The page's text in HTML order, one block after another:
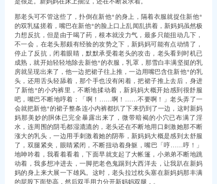
那老头可不管这些了，扑倒在新他*的身上，隔着衣服就捉住新他*
的双乳猛搓着，嘴巴在新他*的脸上口上乱闻乱拱着，新妈妈虽然极
力想反抗，但是由于喝了药，根本就没力气，最多只能扭动几下，
不一会，在老头那颇有经验的攻势之下，新妈妈可能有点动情了，
停止了反抗，闭着眼睛，默默承受着老头的攻击，老头看到时机已
成熟，就开始轻轻地除去新他*的衣服，乳罩，那雪白丰满坚挺的乳
房就呈现出来了，他一边把裙子往上推，一边用嘴巴含住新他*的乳
头，还用舌头轻舔着，那个手也没有闲着，把裙子推上去后，身进
了新他*的小内裤里，不断地揉动着，新妈妈大概开始感到很舒服
吧，嘴巴不断地哼着：「啊！……啊！……不要啊！」老头弄了一
会就把新他*的裙子整条连小内裤都扒了下来扔到了一边，这时新妈
妈那美妙的胴体已完全暴露出来了，微带暗褐的小穴已布满了淫
水，连周围的阴毛都湿漉漉的，老头还在不断地用口刺激她那不断
涨大的乳头，一边用手刺激着她的阴蒂，新妈妈大概是感到太舒服
了，双腿紧夹，眼睛紧闭，不断扭动着身躯，嘴巴「哼……哼！」
地呻吟着，我看着看着，下面早就支起了大帐篷，小弟弟不断地跳
动着，我多想冲进去，一脚把老色鬼踢到大西洋去，让我趴在新妈
妈的身上来大展一下雄风。这时，老头拉过枕头塞在新妈妈那丰满
的屁股下面垫高，然后双手用力分开新妈妈双腿，。